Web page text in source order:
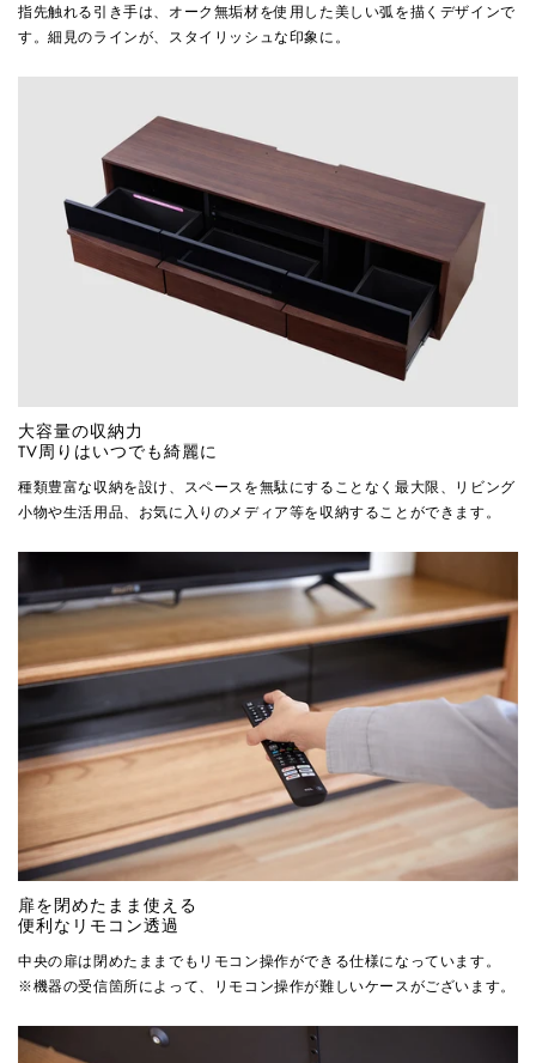
指先触れる引き手は、オーク無垢材を使用した美しい弧を描くデザインで
す。細見のラインが、スタイリッシュな印象に。
大容量の収納力
TV周りはいつでも綺麗に
種類豊富な収納を設け、スペースを無駄にすることなく最大限、リビング
小物や生活用品、お気に入りのメディア等を収納することができます。
扉を閉めたまま使える
便利なリモコン透過
中央の扉は閉めたままでもリモコン操作ができる仕様になっています。
※機器の受信箇所によって、リモコン操作が難しいケースがございます。